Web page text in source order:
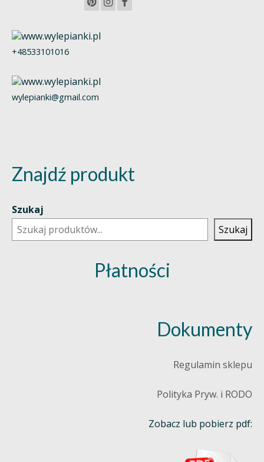
+48533101016
wylepianki@gmail.com
Znajdź produkt
Szukaj
Szukaj
Płatności
Dokumenty
Regulamin sklepu
Polityka Pryw. i RODO
Zobacz lub pobierz pdf: